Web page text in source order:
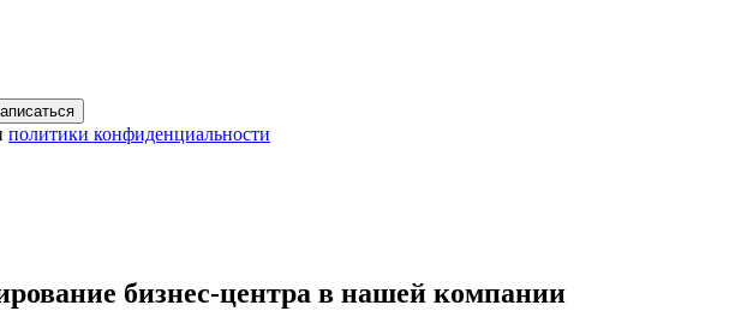
политики конфиденциальности
бизнес-центра в нашей компании